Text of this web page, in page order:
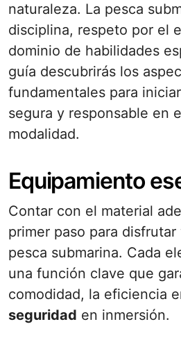
naturaleza. La pesca
disciplina, respeto por el
dominio de habilidades
guía descubrirás los
fundamentales para
segura y responsable en
modalidad.
Equipamiento
Contar con el material
primer paso para
pesca submarina. Cada
una función clave que
comodidad, la eficiencia
seguridad en inmersión.